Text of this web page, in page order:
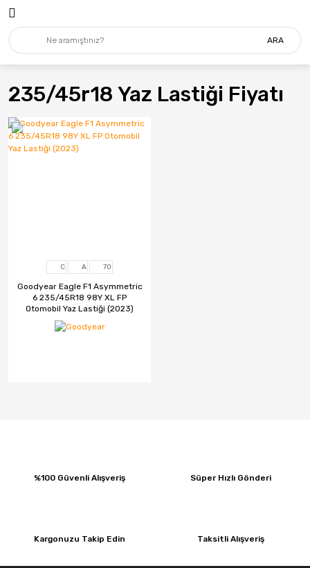
ARA
235/45r18 Yaz Lastiği Fiyatı
C A 70
Goodyear Eagle F1 Asymmetric
6 235/45R18 98Y XL FP
Otomobil Yaz Lastiği (2023)
%100 Güvenli Alışveriş Süper Hızlı Gönderi
Kargonuzu Takip Edin Taksitli Alışveriş